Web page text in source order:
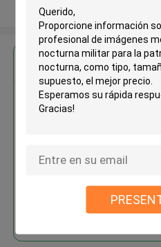
Obtenga el
Térmico
Continuar